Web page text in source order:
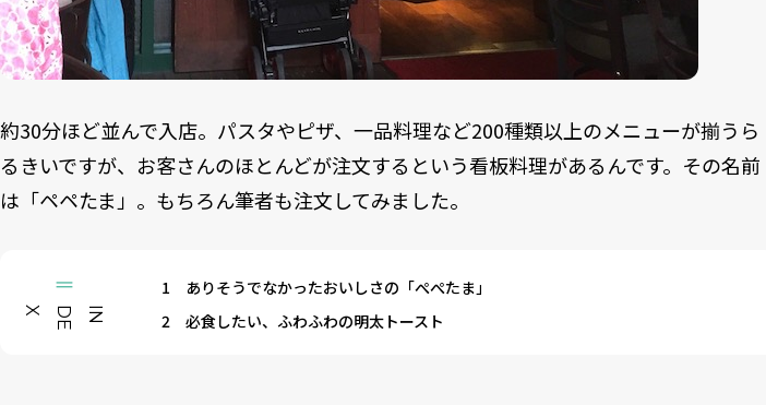
約30分ほど並んで入店。パスタやピザ、一品料理など200種類以上のメニューが揃うら
るきいですが、お客さんのほとんどが注文するという看板料理があるんです。その名前
は「ペペたま」。もちろん筆者も注文してみました。
I
N
D
E
X
1
ありそうでなかったおいしさの「ぺぺたま」
2
必食したい、ふわふわの明太トースト